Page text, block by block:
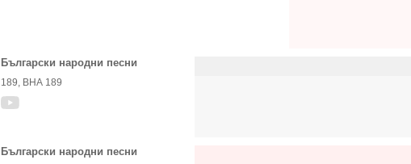
Български народни песни
189, ВНА 189
Български народни песни